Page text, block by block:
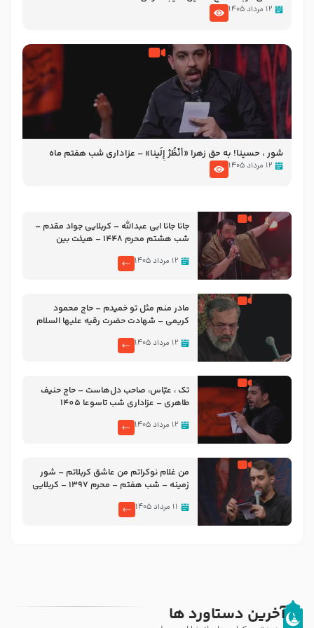
۱۲ مرداد ۱۴۰۵
شور ، حسینا! به‌ حق زهرا «أُنْظُرْ إِلَینا» – عزاداری شب هفتم ماه
محرّم 1405
۱۲ مرداد ۱۴۰۵
جانا جانا ابی عبدالله – کربلایی جواد مقدم –
شب هشتم محرم 1448 – هیئت بین
۱۲ مرداد ۱۴۰۵
مادر منم مثل تو خمیدم – حاج محمود
کریمی – شهادت حضرت رقیه علیها السلام
۱۲ مرداد ۱۴۰۵
تک ، عبّاس، صاحب دل‌هاست – حاج حنیف
طاهری – عزاداری شب تاسوعا 1405
۱۲ مرداد ۱۴۰۵
من غلام نوکراتم من عاشق کربلاتم – شور
زمینه – شب هفتم – محرم 1397 – کربلایی
۱۱ مرداد ۱۴۰۵
آخرین دستاورد ها